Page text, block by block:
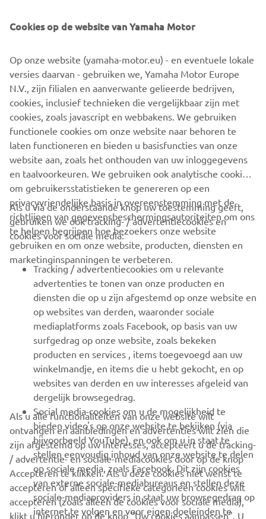
Representative: Kristian Raij (Co-Founder/CEO)
Headquarters:
Veneentekijantie 6, 00210 Helsinki,
Finland
Business Activities:
Operation of a subscription-based
boat club (Skipperi Fleet), development of a P2P rental
brokerage platform, etc.
Website: https://www.skipperi.com
CORPORATE
VOOR BEDRIJVEN
MEER YAMAHA
ONDERSTEUNING
NIEUWSBRIEF
Wees de eerste die meer te weten komt over de nieuwste deals,
speciale evenementen, nieuwe producten en nog veel meer
ABONNEREN
Lees ons privacybeleid om te leren hoe we uw persoonlijke
gegevens verwerken:Privacyverklaring
Cookies op de website van Yamaha Motor
Op onze website (yamaha-motor.eu) - en eventuele lokale
versies daarvan - gebruiken we, Yamaha Motor Europe
N.V., zijn filialen en aanverwante gelieerde bedrijven,
cookies, inclusief technieken die vergelijkbaar zijn met
cookies, zoals javascript en webbakens. We gebruiken
functionele cookies om onze website naar behoren te
laten functioneren en bieden u basisfuncties van onze
website aan, zoals het onthouden van uw inloggegevens
en taalvoorkeuren. We gebruiken ook analytische cookies
om gebruikersstatistieken te genereren op een
privacyvriendelijke basis in overeenstemming met de
richtlijnen van gegevensbeschermingsautoriteiten om ons
te helpen begrijpen hoe bezoekers onze website
gebruiken en om onze website, producten, diensten en
marketinginspanningen te verbeteren.
Als u via de onderstaande knop uw toestemming geeft,
gebruiken we ook tracking- / advertentiecookies en
cookies voor sociale media:
Tracking / advertentiecookies om u relevante
advertenties te tonen van onze producten en
diensten die op u zijn afgestemd op onze website en
op websites van derden, waaronder sociale
mediaplatforms zoals Facebook, op basis van uw
surfgedrag op onze website, zoals bekeken
producten en services , items toegevoegd aan uw
winkelmandje, en items die u hebt gekocht, en op
websites van derden en uw interesses afgeleid van
dergelijk browsegedrag.
Social media-cookies om u de mogelijkheid te
bieden video's op onze website te bekijken (via
bijvoorbeeld YouTube), en ook om u in staat te
stellen eenvoudig inhoud van onze website te delen
op sociale media, zoals Facebook. Dit zijn cookies
van externe sociale-mediabureaus en stellen deze
sociale-mediaproviders in staat uw browsegedrag op
internet te volgen en voor eigen doeleinden te
Als u alle functionaliteiten van onze website wilt
ontvangen en aanbiedingen en advertenties wilt zien die
zijn afgestemd op uw interesses, accepteert u de tracking-
/ advertentie- en sociale-mediacookies door op de knop
Accepteren te klikken. Als u deze cookies niet wenst te
accepteren of alleen specifieke categorieën cookies wilt
accepteren (zoals alleen de cookies voor sociale media),
klikt u hieronder op de knop "Uw cookies aanpassen". U